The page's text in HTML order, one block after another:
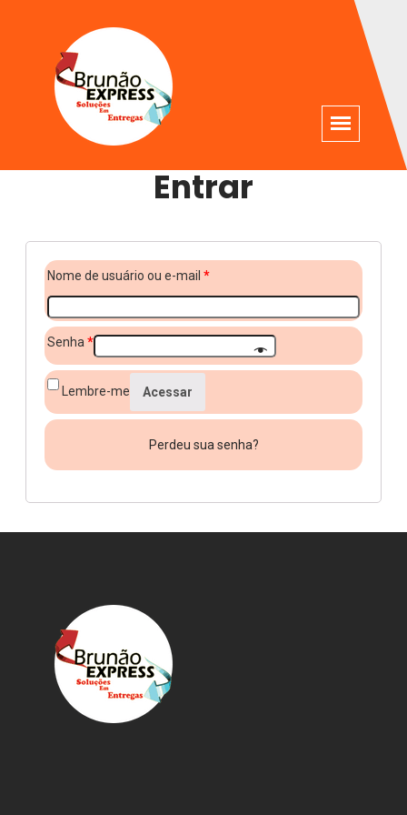
Entrar
Nome de usuário ou e-mail *
Senha *
Lembre-me Acessar
Perdeu sua senha?